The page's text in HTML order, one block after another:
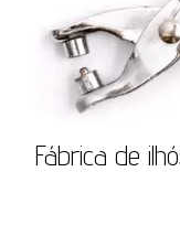
Fábrica de